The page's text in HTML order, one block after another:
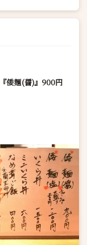
倭麺(醤)』900円
ンを